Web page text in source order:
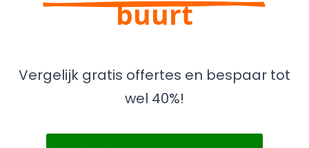
buurt
Vergelijk gratis offertes en bespaar tot
wel 40%!